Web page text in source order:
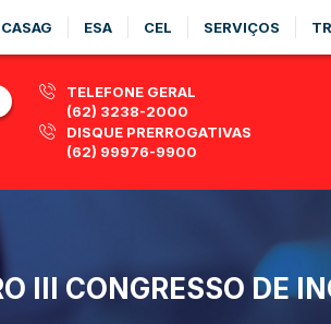
CASAG ESA CEL SERVIÇOS
TELEFONE GERAL
(62) 3238-2000
DISQUE PRERROGATIVAS
(62) 99976-9900
III CONGRESSO DE